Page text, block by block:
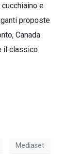
e
proposte
Canada
il classico
Mediaset